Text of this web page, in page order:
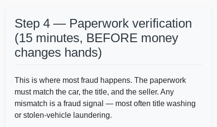
Step 4 — Paperwork verification
(15 minutes, BEFORE money
changes hands)
This is where most fraud happens. The paperwork
must match the car, the title, and the seller. Any
mismatch is a fraud signal — most often title washing
or stolen-vehicle laundering.